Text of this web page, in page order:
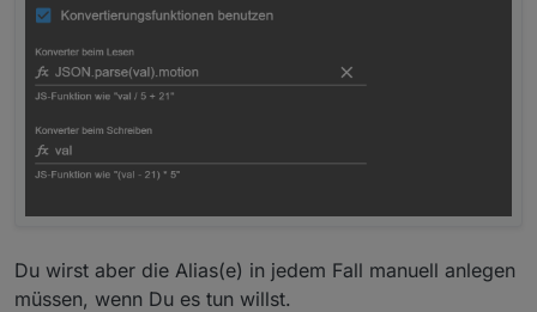
Du wirst aber die Alias(e) in jedem Fall manuell anlegen
müssen, wenn Du es tun willst.